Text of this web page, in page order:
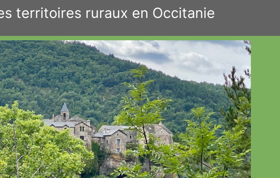
territoires ruraux en Occitanie